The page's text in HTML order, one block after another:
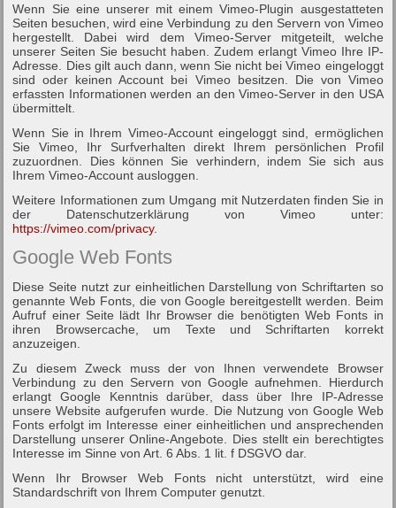
Wenn Sie eine unserer mit einem Vimeo-Plugin ausgestatteten
Seiten besuchen, wird eine Verbindung zu den Servern von Vimeo
hergestellt. Dabei wird dem Vimeo-Server mitgeteilt, welche
unserer Seiten Sie besucht haben. Zudem erlangt Vimeo Ihre IP-
Adresse. Dies gilt auch dann, wenn Sie nicht bei Vimeo eingeloggt
sind oder keinen Account bei Vimeo besitzen. Die von Vimeo
erfassten Informationen werden an den Vimeo-Server in den USA
übermittelt.
Wenn Sie in Ihrem Vimeo-Account eingeloggt sind, ermöglichen
Sie Vimeo, Ihr Surfverhalten direkt Ihrem persönlichen Profil
zuzuordnen. Dies können Sie verhindern, indem Sie sich aus
Ihrem Vimeo-Account ausloggen.
Weitere Informationen zum Umgang mit Nutzerdaten finden Sie in
der Datenschutzerklärung von Vimeo unter:
https://vimeo.com/privacy.
Google Web Fonts
Diese Seite nutzt zur einheitlichen Darstellung von Schriftarten so
genannte Web Fonts, die von Google bereitgestellt werden. Beim
Aufruf einer Seite lädt Ihr Browser die benötigten Web Fonts in
ihren Browsercache, um Texte und Schriftarten korrekt
anzuzeigen.
Zu diesem Zweck muss der von Ihnen verwendete Browser
Verbindung zu den Servern von Google aufnehmen. Hierdurch
erlangt Google Kenntnis darüber, dass über Ihre IP-Adresse
unsere Website aufgerufen wurde. Die Nutzung von Google Web
Fonts erfolgt im Interesse einer einheitlichen und ansprechenden
Darstellung unserer Online-Angebote. Dies stellt ein berechtigtes
Interesse im Sinne von Art. 6 Abs. 1 lit. f DSGVO dar.
Wenn Ihr Browser Web Fonts nicht unterstützt, wird eine
Standardschrift von Ihrem Computer genutzt.